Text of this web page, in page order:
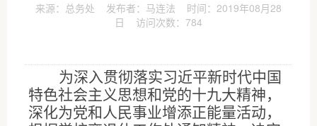
来源：总务处 发布者：马连法 时间：2019年08月28
日 访问次数： 784
为深入贯彻落实习近平新时代中国
特色社会主义思想和党的十九大精神，
深化为党和人民事业增添正能量活动，